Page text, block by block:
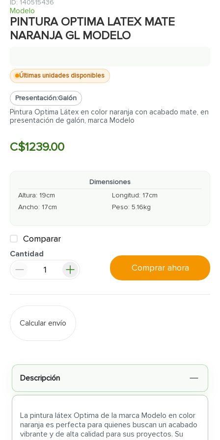
: 140515436
Modelo
PINTURA OPTIMA LATEX MATE
NARANJA GL MODELO
Últimas unidades disponibles
Presentación:Galón
Pintura Optima Látex en color naranja con acabado mate, en
presentación de galón, marca Modelo
C$1239.00
Dimensiones
Altura: 19cm Longitud: 17cm
Ancho: 17cm Peso: 5.16kg
Comparar
Cantidad
Comprar ahora
Calcular envío
Descripción
La pintura látex Optima de la marca Modelo en color
naranja es perfecta para quienes buscan un acabado
vibrante y de alta calidad para sus proyectos. Su
8.
inodoro
9
puerta